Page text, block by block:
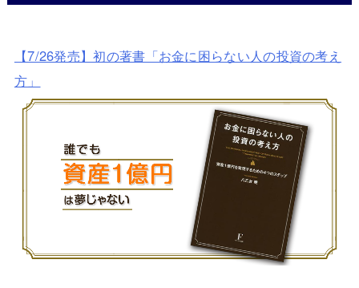
【7/26発売】初の著書「お金に困らない人の投資の考え
方」